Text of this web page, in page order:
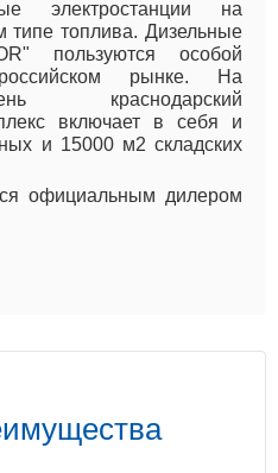
электростанции на
типе топлива. Дизельные
пользуются особой
рынке. На
краснодарский
включает в себя и
и 15000 м2 складских
официальным дилером